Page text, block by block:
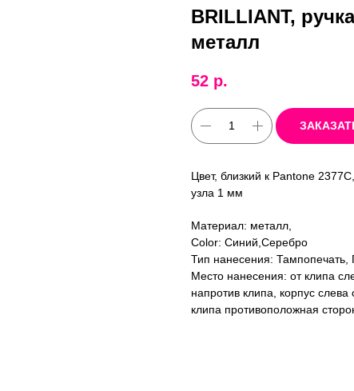
BRILLIANT,
металл
52 р.
Цвет, близкий к Pantone
узла 1 мм
Материал: металл,
Color: Синий,Серебро
Тип нанесения: Тампопечать,
Место нанесения: от клипа
напротив клипа, корпус
клипа противоположная